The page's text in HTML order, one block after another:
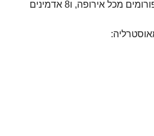
בכנס נכחו 30 מנהלות פורומים מכל אירופה, ו8 אדמינים